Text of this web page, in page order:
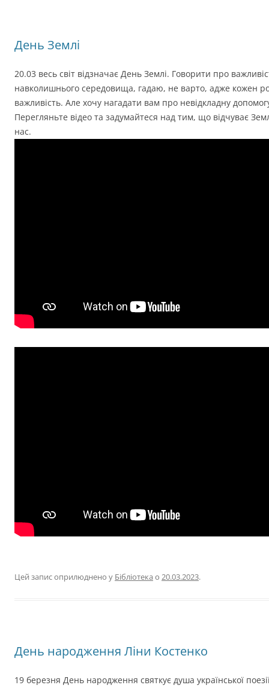
День Землі
20.03 весь світ відзначає День Землі. Говорити про
навколишнього середовища, гадаю, не варто, адже кожен
важливість. Але хочу нагадати вам про невідкладну
Перегляньте відео та задумайтеся над тим, що відчуває
нас.
Цей запис оприлюднено у Бібліотека о 20.03.2023.
День народження Ліни Костенко
19 березня День народження святкує душа української